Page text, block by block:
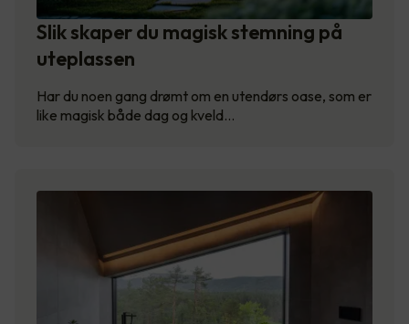
Slik skaper du magisk stemning på
uteplassen
Har du noen gang drømt om en utendørs oase, som er
like magisk både dag og kveld…